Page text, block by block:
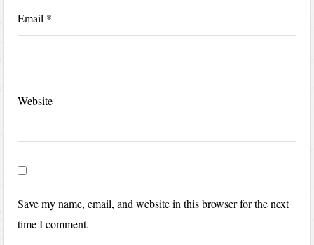
Email *
Website
Save my name, email, and website in this browser for the next
time I comment.